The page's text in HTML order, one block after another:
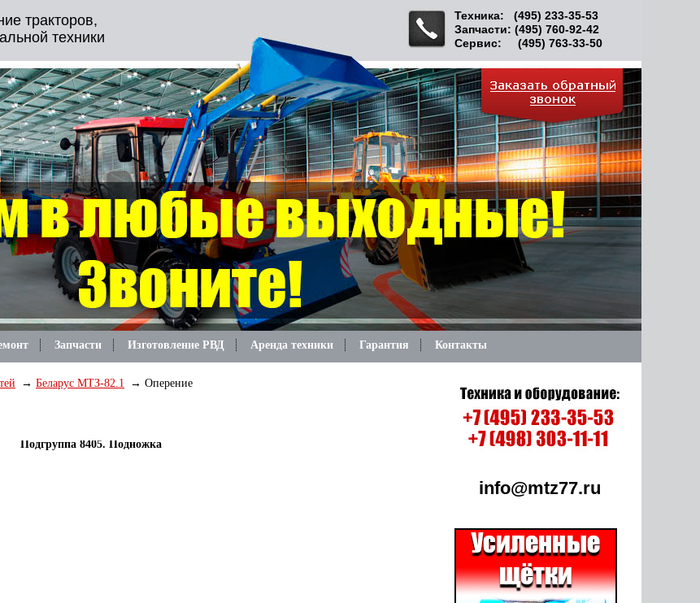
тракторов,
техники
Техника: (495) 233-35-53
Запчасти: (495) 760-92-42
Сервис: (495) 763-33-50
Запчасти Изготовление РВД Аренда техники Гарантия Контакты
Беларус МТЗ-82.1 Оперение
Подгруппа 8405. Подножка
info@mtz77.ru